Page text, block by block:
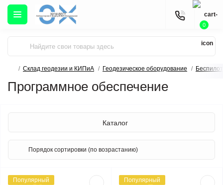
0
Склад геодезии и КИПиА Геодезическое оборудование
Программное обеспечение
Каталог
Популярный Популярный